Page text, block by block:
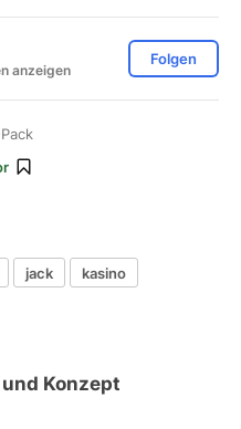
anzeigen
Folgen
jack
kasino
Konzept